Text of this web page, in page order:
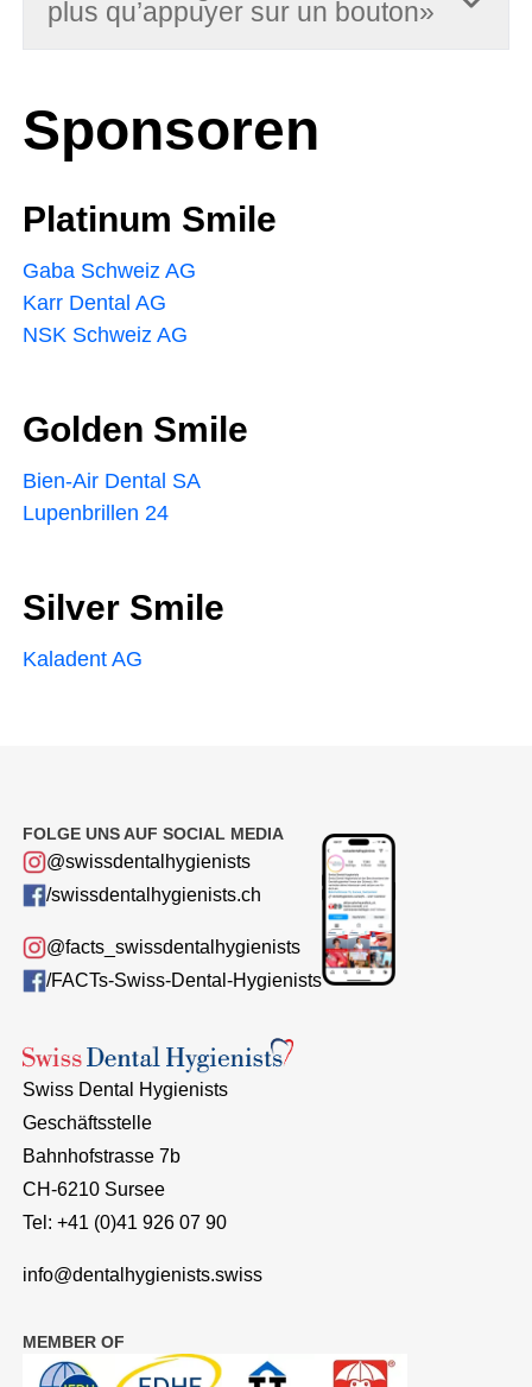
plus qu’appuyer sur un bouton»
Sponsoren
Platinum Smile
Gaba Schweiz AG
Karr Dental AG
NSK Schweiz AG
Golden Smile
Bien-Air Dental SA
Lupenbrillen 24
Silver Smile
Kaladent AG
Swiss Dental Hygienists
Geschäftsstelle
Bahnhofstrasse 7b
CH-6210 Sursee
Tel: +41 (0)41 926 07 90
info@dentalhygienists.swiss
FOLGE UNS AUF SOCIAL MEDIA
@swissdentalhygienists
/swissdentalhygienists.ch
@facts_swissdentalhygienists
/FACTs-Swiss-Dental-Hygienists
MEMBER OF